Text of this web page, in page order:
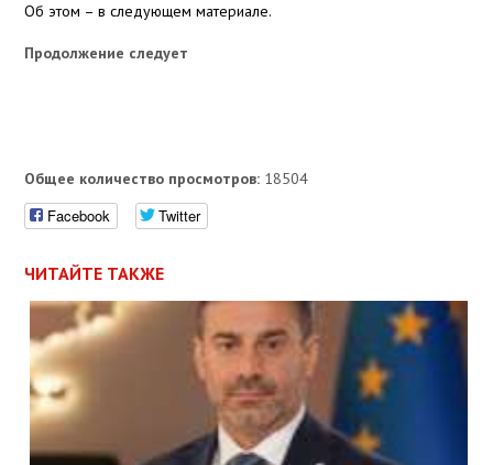
Об этом – в следующем материале.
Продолжение следует
Общее количество просмотров: 18504
Facebook Twitter
ЧИТАЙТЕ ТАКЖЕ